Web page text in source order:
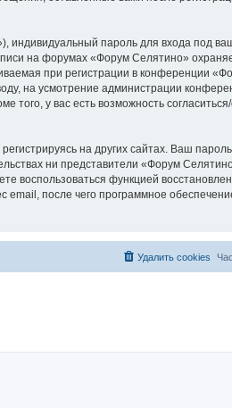
индивидуальный пароль для входа под
на форумах «Форум Селятино»
при регистрации в конференции
на усмотрение администрации
у вас есть возможность согласиться/
на других сайтах. Ваш
ни представители «Форум
воспользоваться функцией
после чего программное
Удалить cookies